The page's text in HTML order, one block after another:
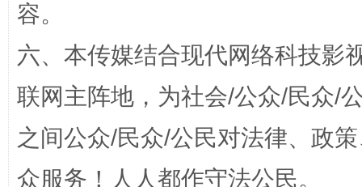
容。
六、本传媒结合现代网络科技影
联网主阵地，为社会/公众/民众/
之间公众/民众/公民对法律、政
众服务！人人都作守法公民。